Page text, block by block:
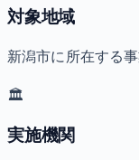
対象地域
新潟市に所在する
🏛️
実施機関